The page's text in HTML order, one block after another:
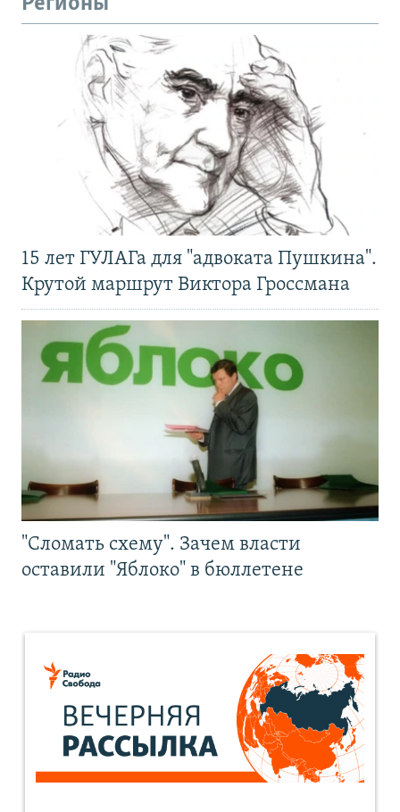
15 лет ГУЛАГа для "адвоката Пушкина".
Крутой маршрут Виктора Гроссмана
"Сломать схему". Зачем власти
оставили "Яблоко" в бюллетене